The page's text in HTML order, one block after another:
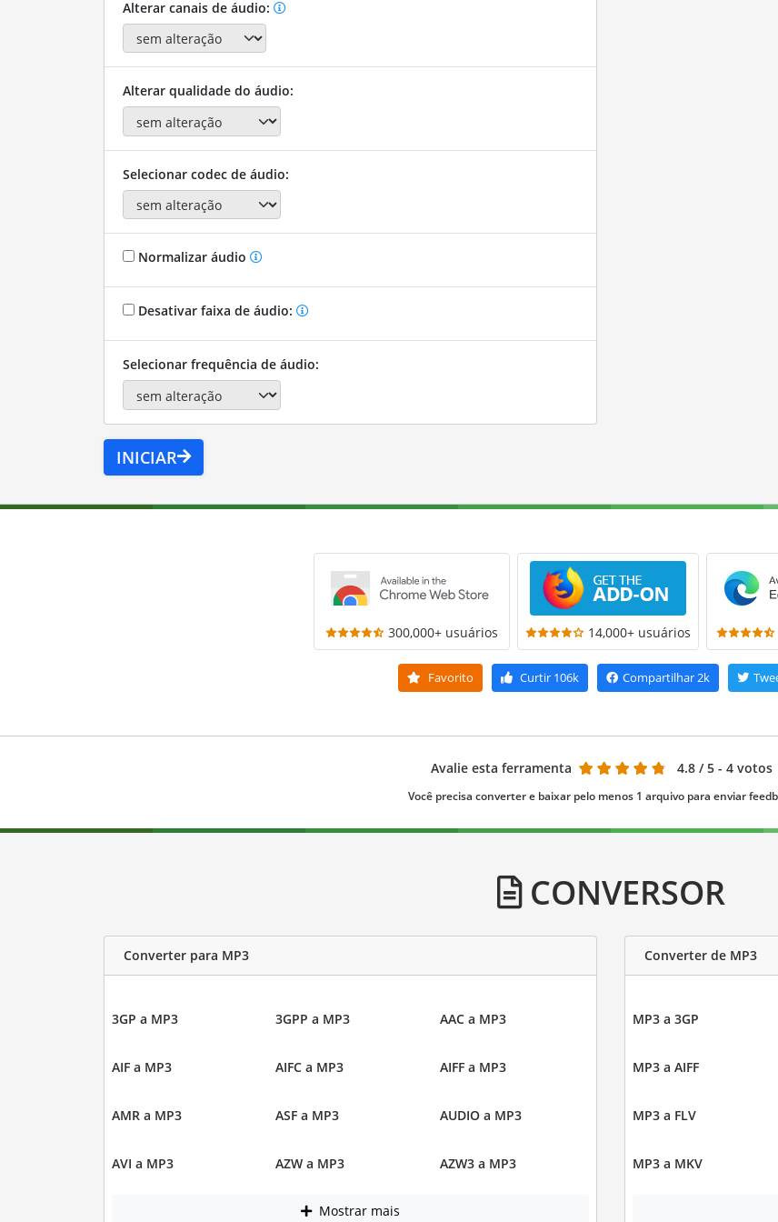
Alterar canais de áudio:
Alterar qualidade do áudio:
Selecionar codec de áudio:
Normalizar áudio
Desativar faixa de áudio:
Selecionar frequência de áudio:
INICIAR
300,000+ usuários 14,000+ usuários
Favorito Curtir106k Compartilhar2k
Avalie esta ferramenta 4.8 / 5 - 4 votos
Você precisa converter e baixar pelo menos 1 arquivo para enviar
CONVERSOR
Converter para MP3
3GP a MP3 3GPP a MP3 AAC a MP3
AIF a MP3 AIFC a MP3 AIFF a MP3
AMR a MP3 ASF a MP3 AUDIO a MP3
AVI a MP3 AZW a MP3 AZW3 a MP3
Mostrar mais
Converter de MP3
MP3 a 3GP
MP3 a AIFF
MP3 a FLV
MP3 a MKV